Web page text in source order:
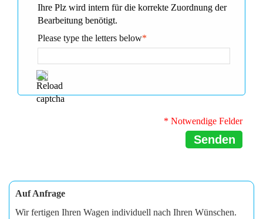
Ihre Plz wird intern für die korrekte Zuordnung der
Bearbeitung benötigt.
*
Please type the letters below
* Notwendige Felder
Senden
Auf Anfrage
Wir fertigen Ihren Wagen individuell nach Ihren Wünschen.